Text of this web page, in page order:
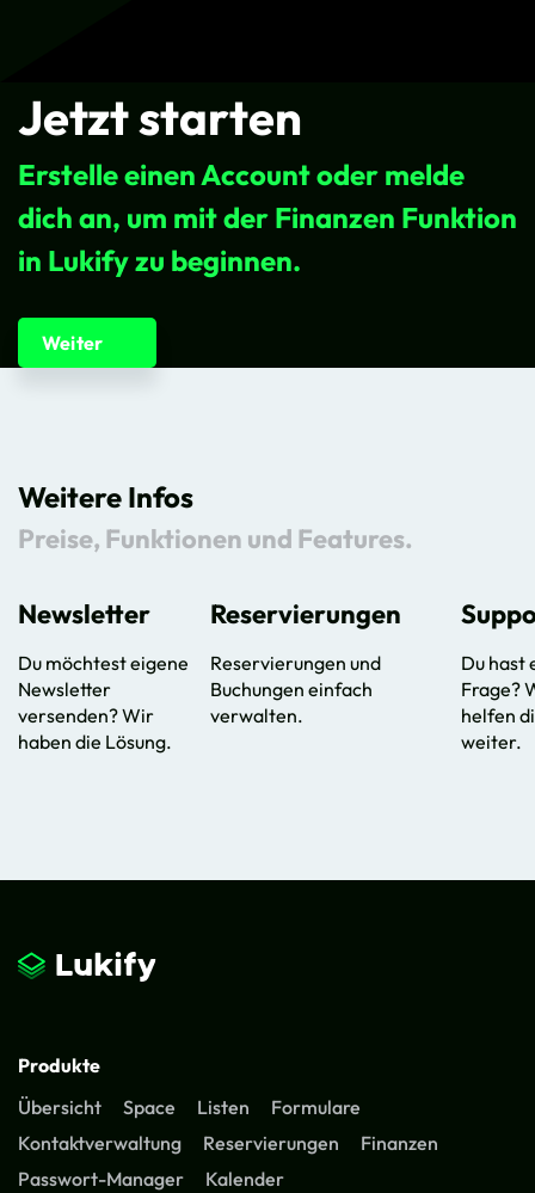
Jetzt starten
Erstelle einen Account oder melde
dich an, um mit der Finanzen Funktion
in Lukify zu beginnen.
Weiter
Weitere Infos
Preise, Funktionen und Features.
Newsletter
Du möchtest eigene
Newsletter
versenden? Wir
haben die Lösung.
Reservierungen
Reservierungen und
Buchungen einfach
verwalten.
Du hast
Frage?
helfen
weiter.
Produkte
Übersicht
Space Listen
Formulare
Kontaktverwaltung
Reservierungen
Finanzen
Passwort-Manager
Kalender